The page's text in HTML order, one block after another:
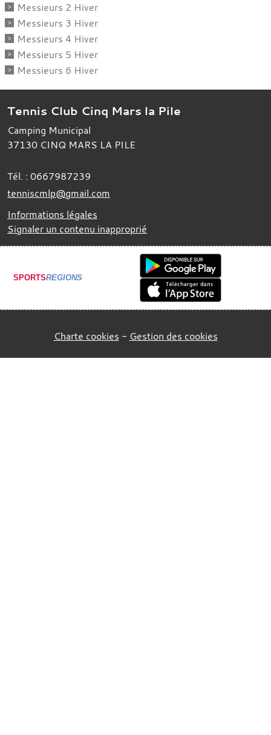
Messieurs 2 Hiver
Messieurs 3 Hiver
Messieurs 4 Hiver
Messieurs 5 Hiver
Messieurs 6 Hiver
Tennis Club Cinq Mars la Pile
Camping Municipal
37130 CINQ MARS LA PILE
Tél. : 0667987239
tenniscmlp@gmail.com
Informations légales
Signaler un contenu inapproprié
SPORTSREGIONS
Charte cookies Gestion des cookies